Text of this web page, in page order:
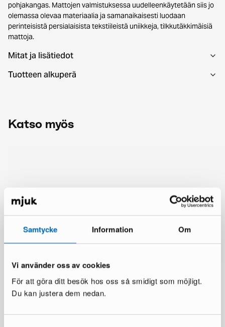
Samtycke Information Om
Vi använder oss av cookies
För att göra ditt besök hos oss så smidigt som möjligt.
Du kan justera dem nedan.
pohjakangas. Mattojen valmistuksessa uudelleenkäytetään siis jo
olemassa olevaa materiaalia ja samanaikaisesti luodaan
perinteisistä persialaisista tekstiileistä uniikkeja, tilkkutäkkimäisiä
mattoja.
Mitat ja lisätiedot
Tuotteen alkuperä
Katso myös